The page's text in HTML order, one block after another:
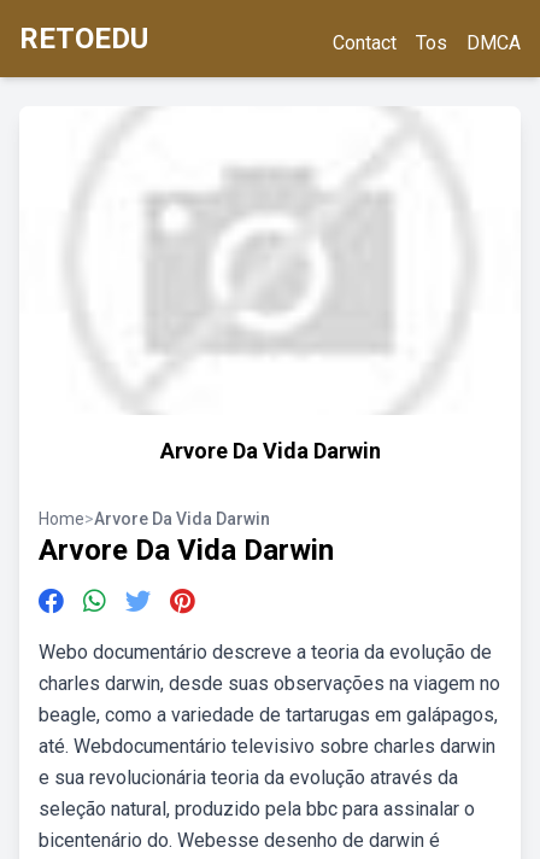
RETOEDU Contact Tos DMCA
Arvore Da Vida Darwin
Home>Arvore Da Vida Darwin
Arvore Da Vida Darwin
Webo documentário descreve a teoria da evolução de
charles darwin, desde suas observações na viagem no
beagle, como a variedade de tartarugas em galápagos,
até. Webdocumentário televisivo sobre charles darwin
e sua revolucionária teoria da evolução através da
seleção natural, produzido pela bbc para assinalar o
bicentenário do. Webesse desenho de darwin é